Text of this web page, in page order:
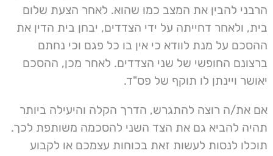
הרבני להבין את המצב כמו שהוא. לאחר הצעת שלום
בית, ולאחר דחייתה על ידי הצדדים, יבחן בית הדין את
ההסכם על מנת לוודא כי אין בו כל פגם וכי נחתם
ברצונם החופשי של שני הצדדים. לאחר מכן, ההסכם
יאושר ויינתן לו תוקף של פס"ד.
אם את/ה רוצה להתגרש, הדרך הקלה והיעילה ביותר
תהיה להביא גם את הצד השני להסכמה משותפת לכך.
תוכלו לנסות לעשות זאת בכוחות עצמכם או לקבוע